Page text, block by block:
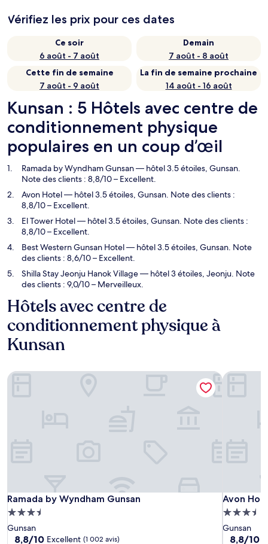
Vérifiez les prix pour ces dates
Ce soir
6 août - 7 août
Demain
7 août - 8 août
Cette fin de semaine
7 août - 9 août
La fin de semaine prochaine
14 août - 16 août
Kunsan : 5 Hôtels avec centre de
conditionnement physique
populaires en un coup d’œil
Ramada by Wyndham Gunsan— hôtel 3.5 étoiles, Gunsan.
Note des clients : 8,8/10 – Excellent.
Avon Hotel— hôtel 3.5 étoiles, Gunsan. Note des clients :
8,8/10 – Excellent.
El Tower Hotel— hôtel 3.5 étoiles, Gunsan. Note des clients :
8,8/10 – Excellent.
Best Western Gunsan Hotel— hôtel 3.5 étoiles, Gunsan. Note
des clients : 8,6/10 – Excellent.
Shilla Stay Jeonju Hanok Village— hôtel 3 étoiles, Jeonju. Note
des clients : 9,0/10 – Merveilleux.
Hôtels avec centre de
conditionnement physique à
Kunsan
Ramada by Wyndham Gunsan
Ramada by Wyndham Gunsan
Hébergement
3.5 étoiles
Gunsan
8.8
8,8/10 Excellent (1 002 avis)
Ramada by Wyndham Gunsan
Avon
Avon
3.5 étoiles
Gunsan
8.8
8,8/10
Avon